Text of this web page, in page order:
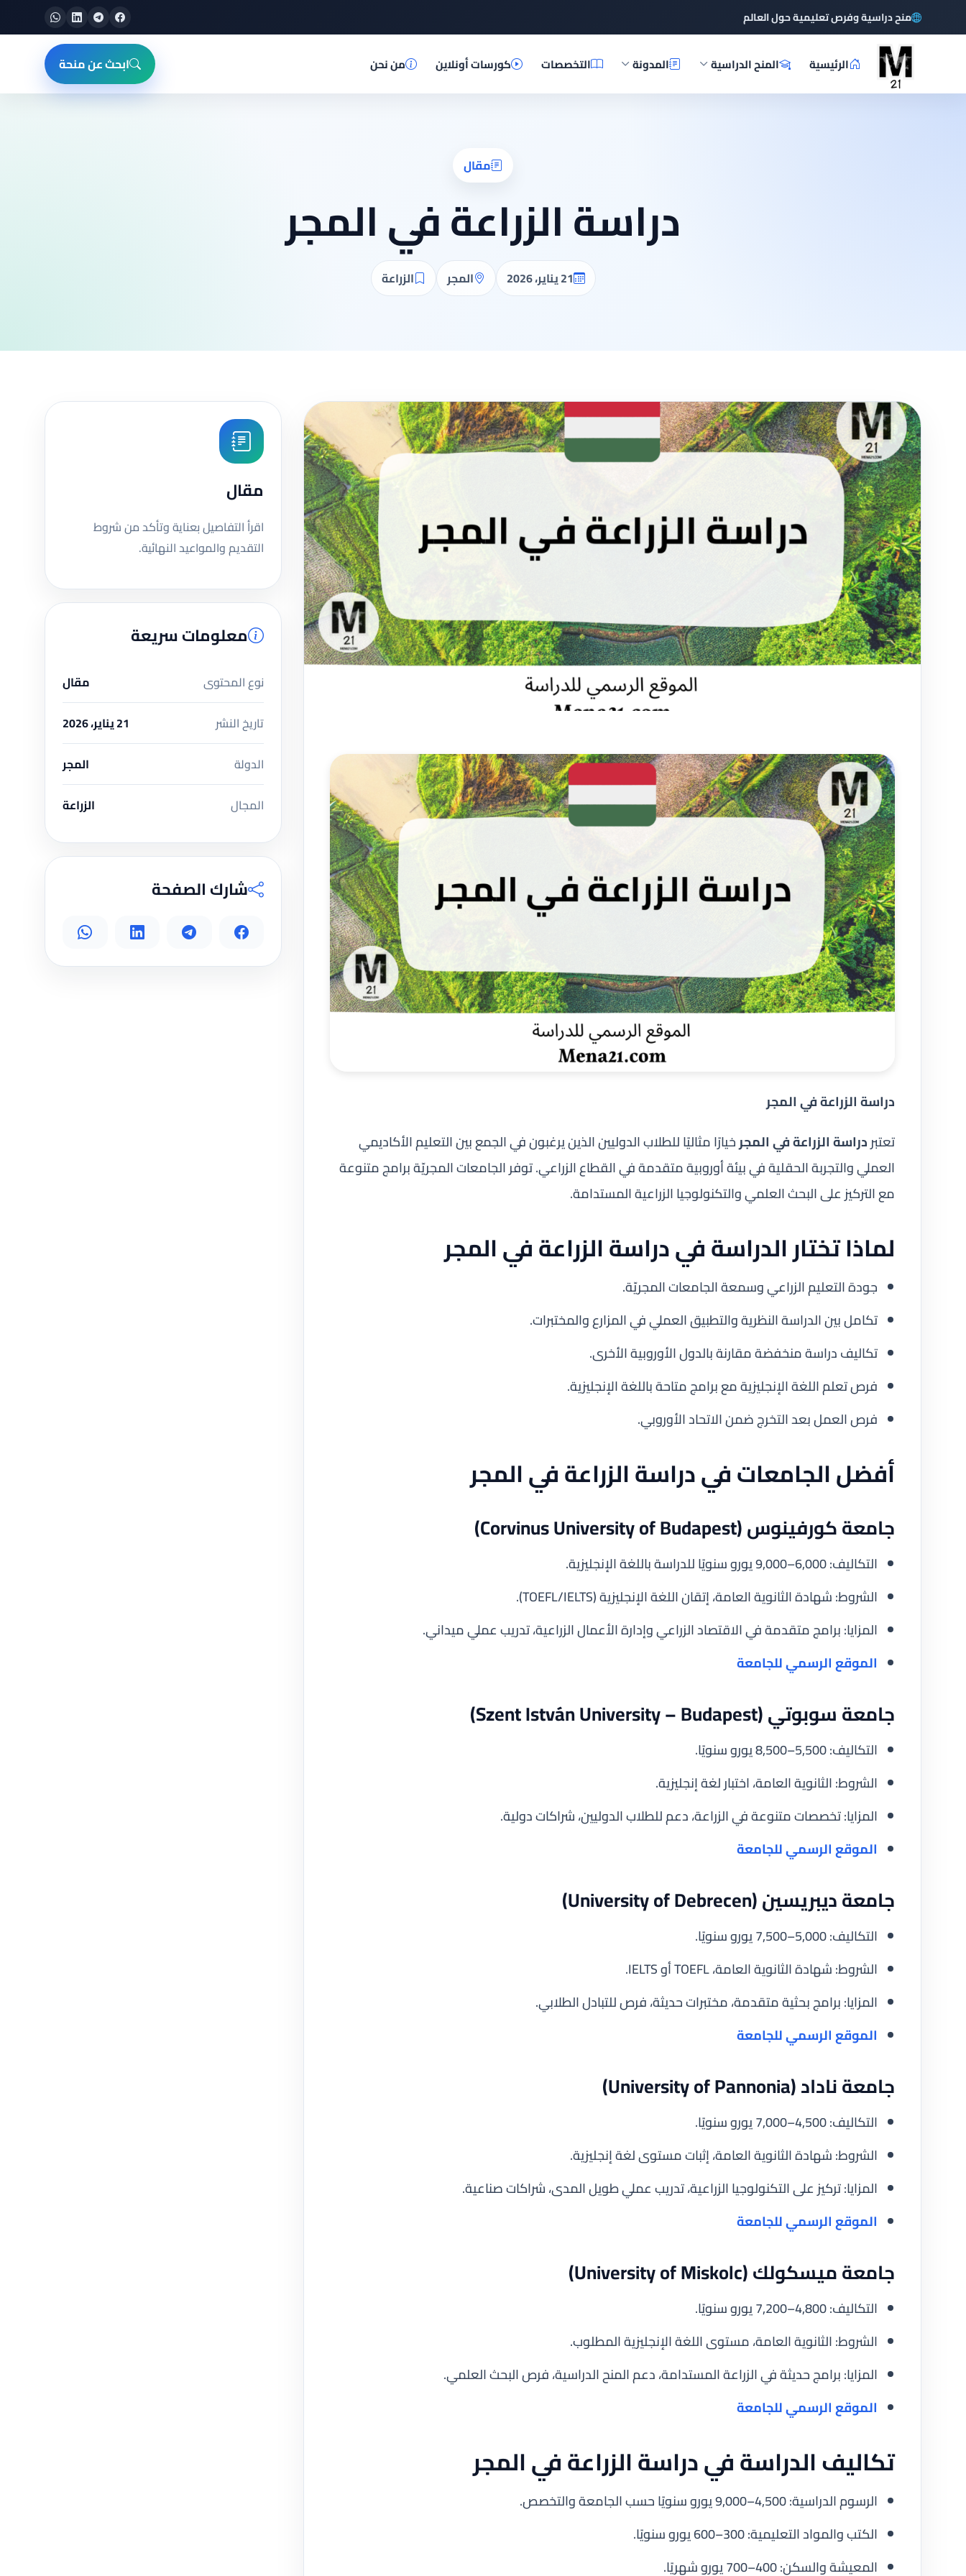
منح دراسية وفرص تعليمية حول العالم
الرئيسية المنح الدراسية المدونة التخصصات كورسات أونلاين من نحن ابحث عن منحة
مقال
دراسة الزراعة في المجر
21 يناير، 2026 المجر الزراعة
دراسة الزراعة في المجر
تعتبردراسة الزراعة في المجرخيارًا مثاليًا للطلاب الدوليين الذين يرغبون في الجمع بين التعليم الأكاديمي
العملي والتجربة الحقلية في بيئة أوروبية متقدمة في القطاع الزراعي. توفر الجامعات المجريّة برامج متنوعة
مع التركيز على البحث العلمي والتكنولوجيا الزراعية المستدامة.
لماذا تختار الدراسة في دراسة الزراعة في المجر
جودة التعليم الزراعي وسمعة الجامعات المجريّة.
تكامل بين الدراسة النظرية والتطبيق العملي في المزارع والمختبرات.
تكاليف دراسة منخفضة مقارنة بالدول الأوروبية الأخرى.
فرص تعلم اللغة الإنجليزية مع برامج متاحة باللغة الإنجليزية.
فرص العمل بعد التخرج ضمن الاتحاد الأوروبي.
أفضل الجامعات في دراسة الزراعة في المجر
جامعة كورفينوس (Corvinus University of Budapest)
التكاليف: 6,000–9,000 يورو سنويًا للدراسة باللغة الإنجليزية.
الشروط: شهادة الثانوية العامة، إتقان اللغة الإنجليزية (TOEFL/IELTS).
المزايا: برامج متقدمة في الاقتصاد الزراعي وإدارة الأعمال الزراعية، تدريب عملي ميداني.
الموقع الرسمي للجامعة
جامعة سوبوتي (Szent István University – Budapest)
التكاليف: 5,500–8,500 يورو سنويًا.
الشروط: الثانوية العامة، اختبار لغة إنجليزية.
المزايا: تخصصات متنوعة في الزراعة، دعم للطلاب الدوليين، شراكات دولية.
الموقع الرسمي للجامعة
جامعة ديبريسين (University of Debrecen)
التكاليف: 5,000–7,500 يورو سنويًا.
الشروط: شهادة الثانوية العامة، TOEFL أو IELTS.
المزايا: برامج بحثية متقدمة، مختبرات حديثة، فرص للتبادل الطلابي.
الموقع الرسمي للجامعة
جامعة ناداد (University of Pannonia)
التكاليف: 4,500–7,000 يورو سنويًا.
الشروط: شهادة الثانوية العامة، إثبات مستوى لغة إنجليزية.
المزايا: تركيز على التكنولوجيا الزراعية، تدريب عملي طويل المدى، شراكات صناعية.
الموقع الرسمي للجامعة
جامعة ميسكولك (University of Miskolc)
التكاليف: 4,800–7,200 يورو سنويًا.
الشروط: الثانوية العامة، مستوى اللغة الإنجليزية المطلوب.
المزايا: برامج حديثة في الزراعة المستدامة، دعم المنح الدراسية، فرص البحث العلمي.
الموقع الرسمي للجامعة
تكاليف الدراسة في دراسة الزراعة في المجر
الرسوم الدراسية: 4,500–9,000 يورو سنويًا حسب الجامعة والتخصص.
الكتب والمواد التعليمية: 300–600 يورو سنويًا.
المعيشة والسكن: 400–700 يورو شهريًا.
مقال
اقرأ التفاصيل بعناية وتأكد من شروط
التقديم والمواعيد النهائية.
معلومات سريعة
نوع المحتوى
مقال
تاريخ النشر
21 يناير، 2026
الدولة
المجر
المجال
الزراعة
شارك الصفحة